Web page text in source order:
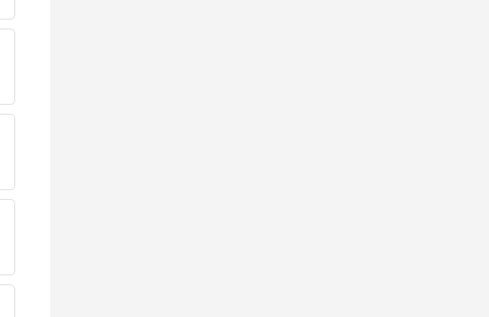
TEAMS“ HINZUFÜGEN
TEAMS“ HINZUFÜGEN
TEAMS“ HINZUFÜGEN